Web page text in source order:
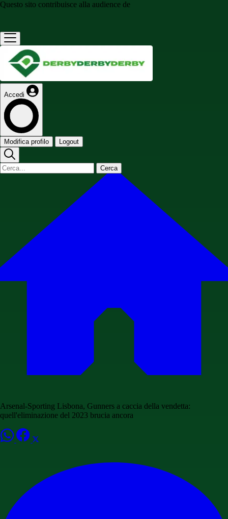
Questo sito contribuisce alla audience de
Accedi
Modifica profilo Logout
Cerca
Arsenal-Sporting Lisbona, Gunners a caccia della vendetta:
quell'eliminazione del 2023 brucia ancora